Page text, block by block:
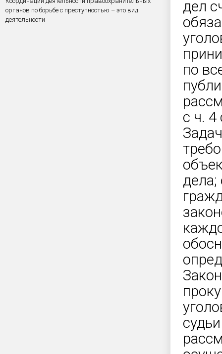
органов по борьбе с преступностью – это вид
деятельности
дел
по
с ч.
дела;